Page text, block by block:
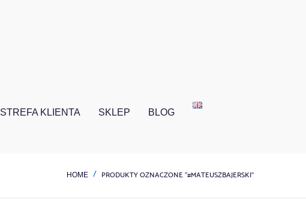
STREFA KLIENTA SKLEP BLOG
HOME PRODUKTY OZNACZONE “#MATEUSZBAJERSKI”